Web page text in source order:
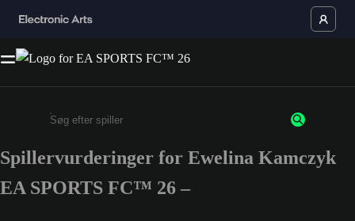
Enter a minimum of 3 characters or numbers
Spillervurderinger for Ewelina Kamczyk
EA SPORTS FC™ 26 –